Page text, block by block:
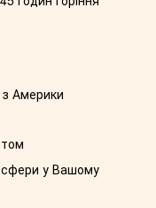
з Америки
у Вашому